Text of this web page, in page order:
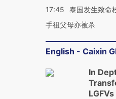
17:45
泰国发生致命
手祖父母亦被杀
English - Caixin
In
LGFVs